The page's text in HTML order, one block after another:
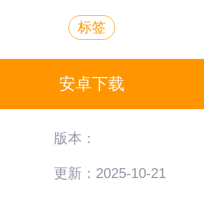
标签
安卓下载
版本：
更新：2025-10-21